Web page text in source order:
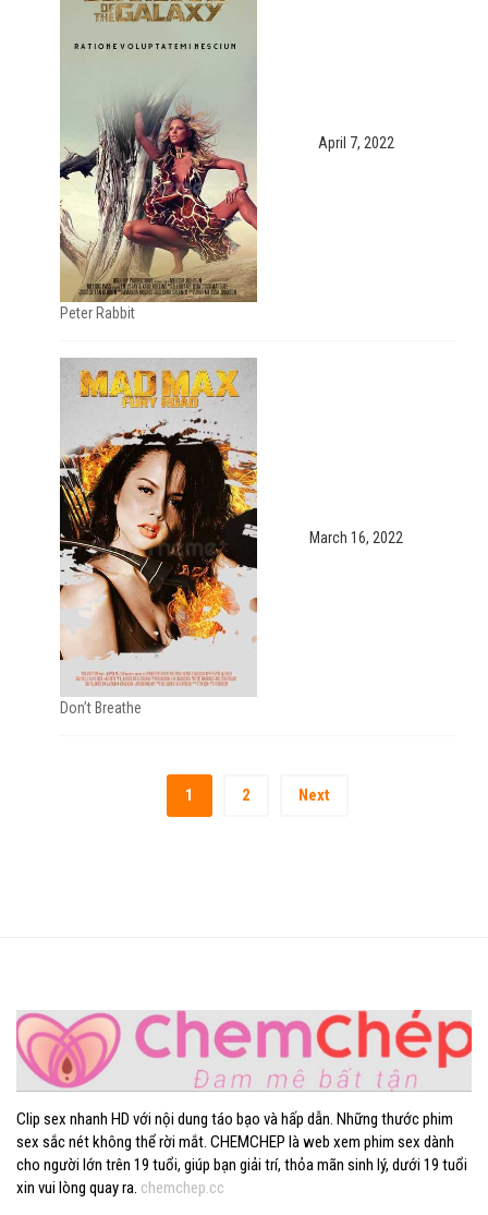
Peter Rabbit
April 7, 2022
Don’t Breathe
March 16, 2022
1 2 Next
Clip sex nhanh HD với nội dung táo bạo và hấp dẫn. Những thước phim
sex sắc nét không thể rời mắt. CHEMCHEP là web xem phim sex dành
cho người lớn trên 19 tuổi, giúp bạn giải trí, thỏa mãn sinh lý, dưới 19 tuổi
xin vui lòng quay ra. chemchep.cc